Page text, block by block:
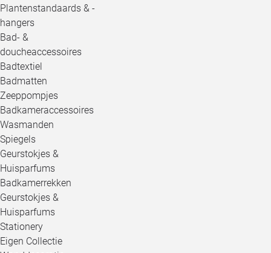
Plantenstandaards & -
hangers
Bad- &
doucheaccessoires
Badtextiel
Badmatten
Zeeppompjes
Badkameraccessoires
Wasmanden
Spiegels
Geurstokjes &
Huisparfums
Badkamerrekken
Geurstokjes &
Huisparfums
Stationery
Eigen Collectie